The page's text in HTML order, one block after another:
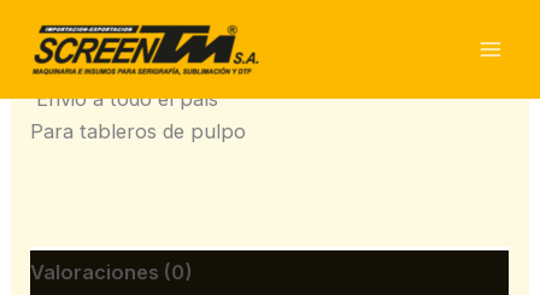
contenido
Papel Protector y Rubber
Envió a todo el país
Para tableros de pulpo
Valoraciones (0)